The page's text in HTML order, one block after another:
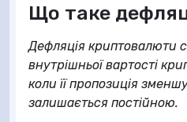
Що таке
Дефляція криптовалюти
внутрішньої вартості
коли її пропозиція
залишається постійною.